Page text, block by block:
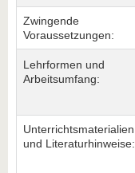
Zwingende
Voraussetzungen:
Lehrformen und
Arbeitsumfang:
Unterrichtsmaterialien
und Literaturhinweise: